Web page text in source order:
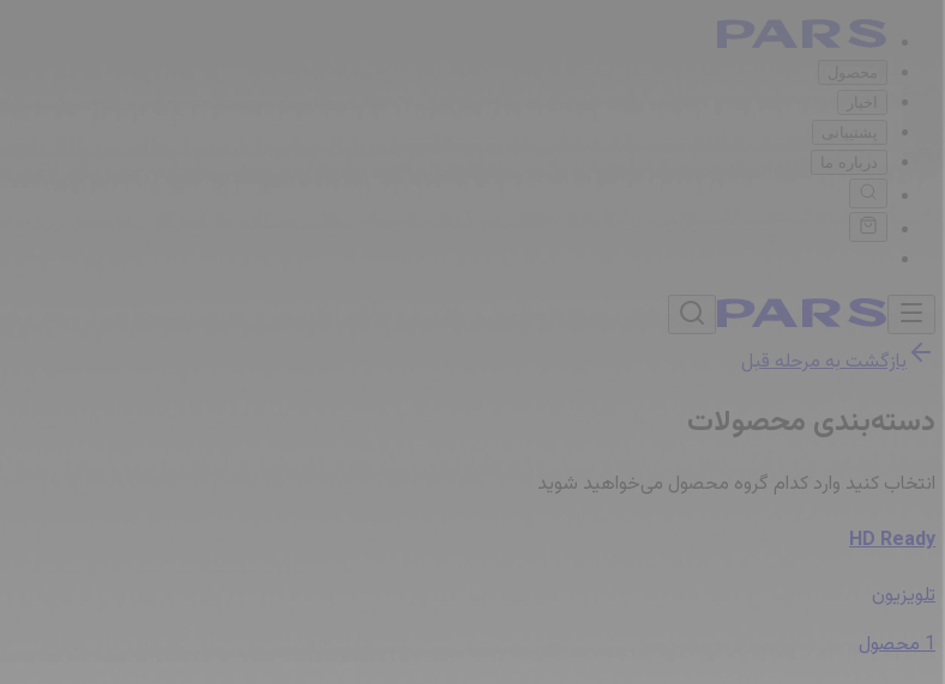
درباره ما
بازگشت به مرحله قبل
دسته‌بندی محصولات
انتخاب کنید وارد کدام گروه محصول می‌خواهید شوید
HD Ready
تلویزیون
1محصول